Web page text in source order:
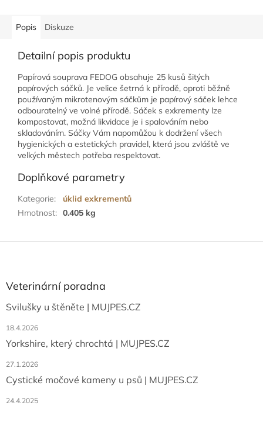
Popis Diskuze
Detailní popis produktu
Papírová souprava FEDOG obsahuje 25 kusů šitých
papírových sáčků. Je velice šetrná k přírodě, oproti běžně
používaným mikrotenovým sáčkům je papírový sáček lehce
odbouratelný ve volné přírodě. Sáček s exkrementy lze
kompostovat, možná likvidace je i spalováním nebo
skladováním. Sáčky Vám napomůžou k dodržení všech
hygienických a estetických pravidel, která jsou zvláště ve
velkých městech potřeba respektovat.
Doplňkové parametry
Kategorie:
úklid exkrementů
Hmotnost: 0.405 kg
aVeterinární poradna
Svilušky u štěněte | MUJPES.CZ
18.4.2026
Yorkshire, který chrochtá | MUJPES.CZ
27.1.2026
Cystické močové kameny u psů | MUJPES.CZ
24.4.2025